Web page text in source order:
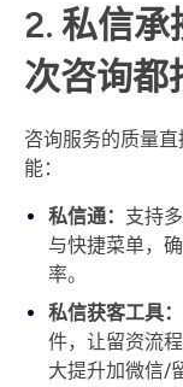
2. 私信
次咨询都
咨询服务的质量
能：
私信通： 支持
与快捷菜单，
率。
私信获客工具：
件，让留资流
大提升加微信/